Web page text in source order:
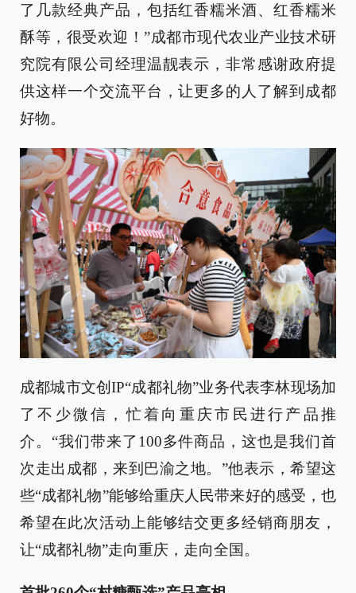
了几款经典产品，包括红香糯米酒、红香糯米
酥等，很受欢迎！”成都市现代农业产业技术研
究院有限公司经理温靓表示，非常感谢政府提
供这样一个交流平台，让更多的人了解到成都
好物。
成都城市文创IP“成都礼物”业务代表李林现场加
了不少微信，忙着向重庆市民进行产品推
介。“我们带来了100多件商品，这也是我们首
次走出成都，来到巴渝之地。”他表示，希望这
些“成都礼物”能够给重庆人民带来好的感受，也
希望在此次活动上能够结交更多经销商朋友，
让“成都礼物”走向重庆，走向全国。